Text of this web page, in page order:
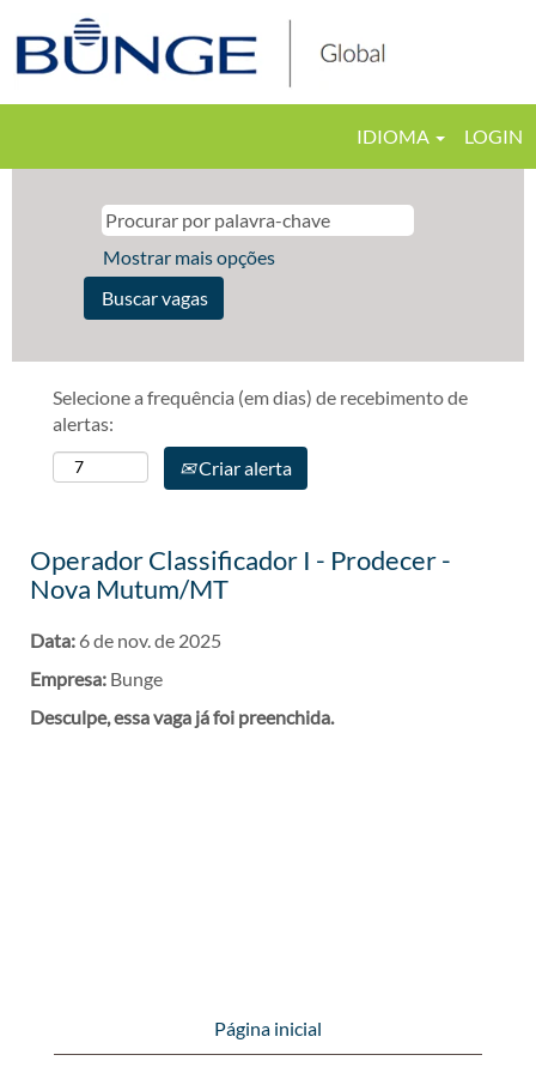
IDIOMA LOGIN
Mostrar mais opções
Selecione a frequência (em dias) de recebimento de
alertas:
Criar alerta
Operador Classificador I - Prodecer -
Nova Mutum/MT
Data: 6 de nov. de 2025
Empresa: Bunge
Desculpe, essa vaga já foi preenchida.
Página inicial